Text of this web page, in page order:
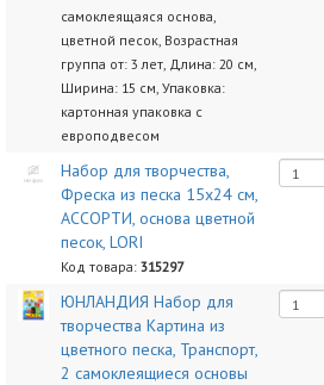
самоклеящаяся основа,
цветной песок, Возрастная
группа от: 3 лет, Длина: 20 см,
Ширина: 15 см, Упаковка:
картонная упаковка с
европодвесом
Набор для творчества,
Фреска из песка 15х24 см,
АССОРТИ, основа цветной
песок, LORI
Код товара: 315297
ЮНЛАНДИЯ Набор для
творчества Картина из
цветного песка, Транспорт,
2 самоклеящиеся основы